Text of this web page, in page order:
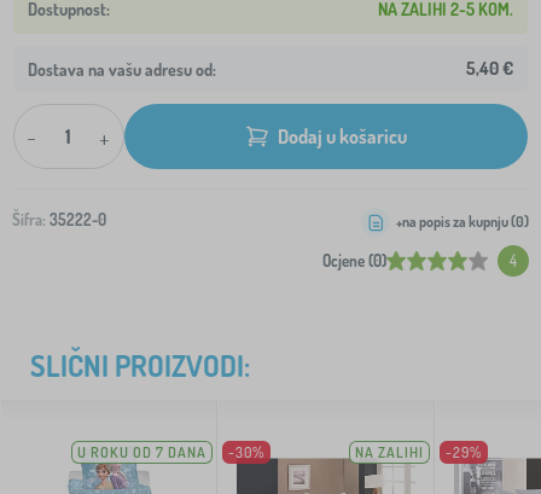
NA ZALIHI 2-5 KOM.
Dostava na vašu adresu od: 5,40 €
- + Dodaj u košaricu
Šifra: 35222-0
Ocjene (0) 4
+na popis za kupnju (0)
SLIČNI PROIZVODI:
U ROKU OD 7 DANA -30% NA ZALIHI -29%